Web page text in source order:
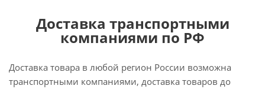
Доставка транспортными
компаниями по РФ
Доставка товара в любой регион России возможна
транспортными компаниями, доставка товаров до